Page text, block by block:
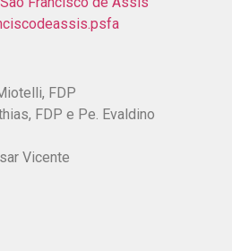
FDP
FDP e Pe. Evaldino
Vicente